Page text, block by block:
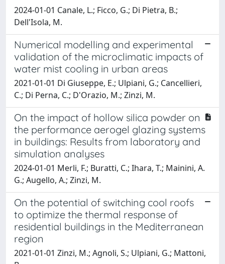
2024-01-01 Canale, L.; Ficco, G.; Di Pietra, B.;
Dell'Isola, M.
Numerical modelling and experimental
validation of the microclimatic impacts of
water mist cooling in urban areas
2021-01-01 Di Giuseppe, E.; Ulpiani, G.; Cancellieri,
C.; Di Perna, C.; D'Orazio, M.; Zinzi, M.
On the impact of hollow silica powder on
the performance aerogel glazing systems
in buildings: Results from laboratory and
simulation analyses
2024-01-01 Merli, F.; Buratti, C.; Ihara, T.; Mainini, A.
G.; Augello, A.; Zinzi, M.
On the potential of switching cool roofs
to optimize the thermal response of
residential buildings in the Mediterranean
region
2021-01-01 Zinzi, M.; Agnoli, S.; Ulpiani, G.; Mattoni,